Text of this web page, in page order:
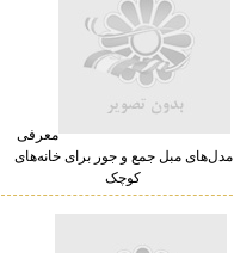
معرفی
مدل‌های مبل جمع و جور برای خانه‌های
کوچک